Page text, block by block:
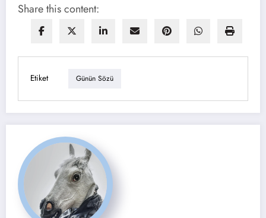
Share this content:
Etiket Günün Sözü